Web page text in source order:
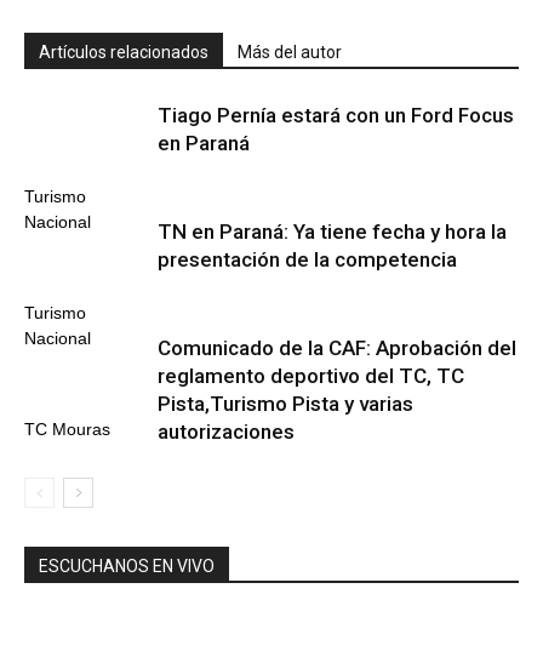
Artículos relacionados Más del autor
Turismo
Nacional
Tiago Pernía estará con un Ford Focus
en Paraná
Turismo
Nacional
TN en Paraná: Ya tiene fecha y hora la
presentación de la competencia
TC Mouras
Comunicado de la CAF: Aprobación del
reglamento deportivo del TC, TC
Pista,Turismo Pista y varias
autorizaciones
ESCUCHANOS EN VIVO